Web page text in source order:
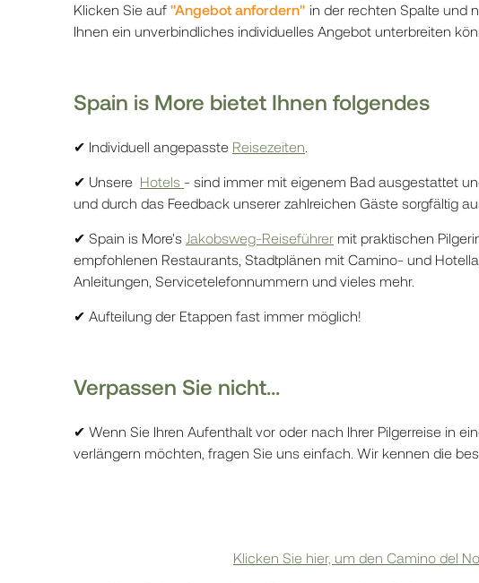
Klicken Sie auf "Angebot anfordern" in der rechten Spalte und
Ihnen ein unverbindliches individuelles Angebot unterbreiten
Spain is More bietet Ihnen folgendes
✔ Individuell angepasste Reisezeiten
✔ Unsere Hotels - sind immer mit eigenem Bad ausgestattet
und durch das Feedback unserer zahlreichen Gäste sorgfältig
✔ Spain is More's Jakobsweg-Reiseführer mit praktischen
empfohlenen Restaurants, Stadtplänen mit Camino- und
Anleitungen, Servicetelefonnummern und vieles mehr.
✔ Aufteilung der Etappen fast immer möglich!
Verpassen Sie nicht...
✔ Wenn Sie Ihren Aufenthalt vor oder nach Ihrer Pilgerreise in
verlängern möchten, fragen Sie uns einfach. Wir kennen die
Klicken Sie hier, um den Camino del